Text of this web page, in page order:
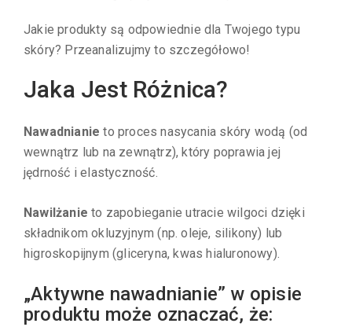
Jakie produkty są odpowiednie dla Twojego typu
skóry? Przeanalizujmy to szczegółowo!
Jaka Jest Różnica?
Nawadnianie to proces nasycania skóry wodą (od
wewnątrz lub na zewnątrz), który poprawia jej
jędrność i elastyczność.
Nawilżanie to zapobieganie utracie wilgoci dzięki
składnikom okluzyjnym (np. oleje, silikony) lub
higroskopijnym (gliceryna, kwas hialuronowy).
„Aktywne nawadnianie” w opisie
produktu może oznaczać, że: